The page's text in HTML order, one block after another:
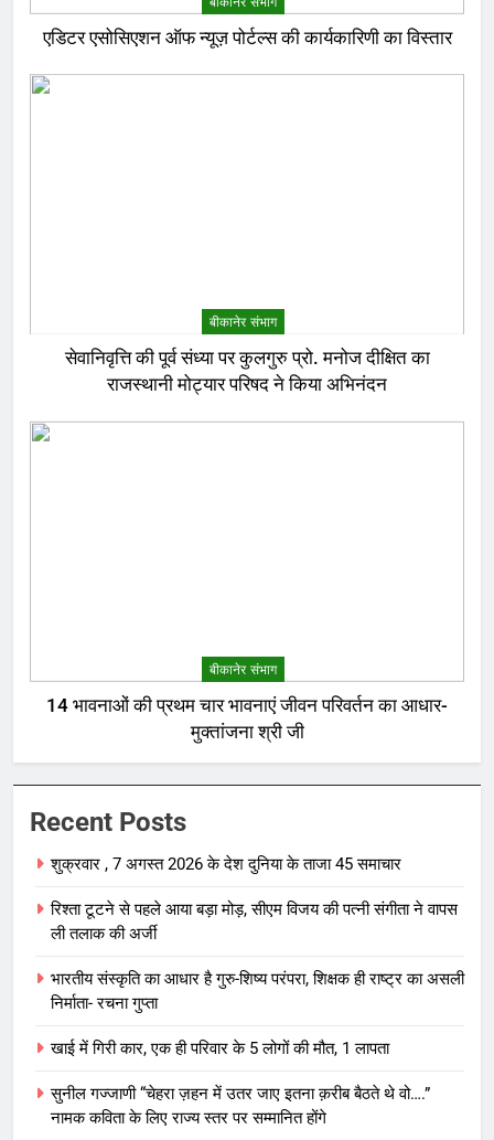
एडिटर एसोसिएशन ऑफ न्यूज़ पोर्टल्स की कार्यकारिणी का विस्तार
बीकानेर संभाग
सेवानिवृत्ति की पूर्व संध्या पर कुलगुरु प्रो. मनोज दीक्षित का
राजस्थानी मोट्यार परिषद ने किया अभिनंदन
बीकानेर संभाग
14 भावनाओं की प्रथम चार भावनाएं जीवन परिवर्तन का आधार-
मुक्तांजना श्री जी
Recent Posts
शुक्रवार , 7 अगस्त 2026 के देश दुनिया के ताजा 45 समाचार
रिश्ता टूटने से पहले आया बड़ा मोड़, सीएम विजय की पत्नी संगीता ने वापस
ली तलाक की अर्जी
भारतीय संस्कृति का आधार है गुरु-शिष्य परंपरा, शिक्षक ही राष्ट्र का असली
निर्माता- रचना गुप्ता
खाई में गिरी कार, एक ही परिवार के 5 लोगों की मौत, 1 लापता
सुनील गज्जाणी “चेहरा ज़हन में उतर जाए इतना क़रीब बैठते थे वो….”
नामक कविता के लिए राज्य स्तर पर सम्मानित होंगे